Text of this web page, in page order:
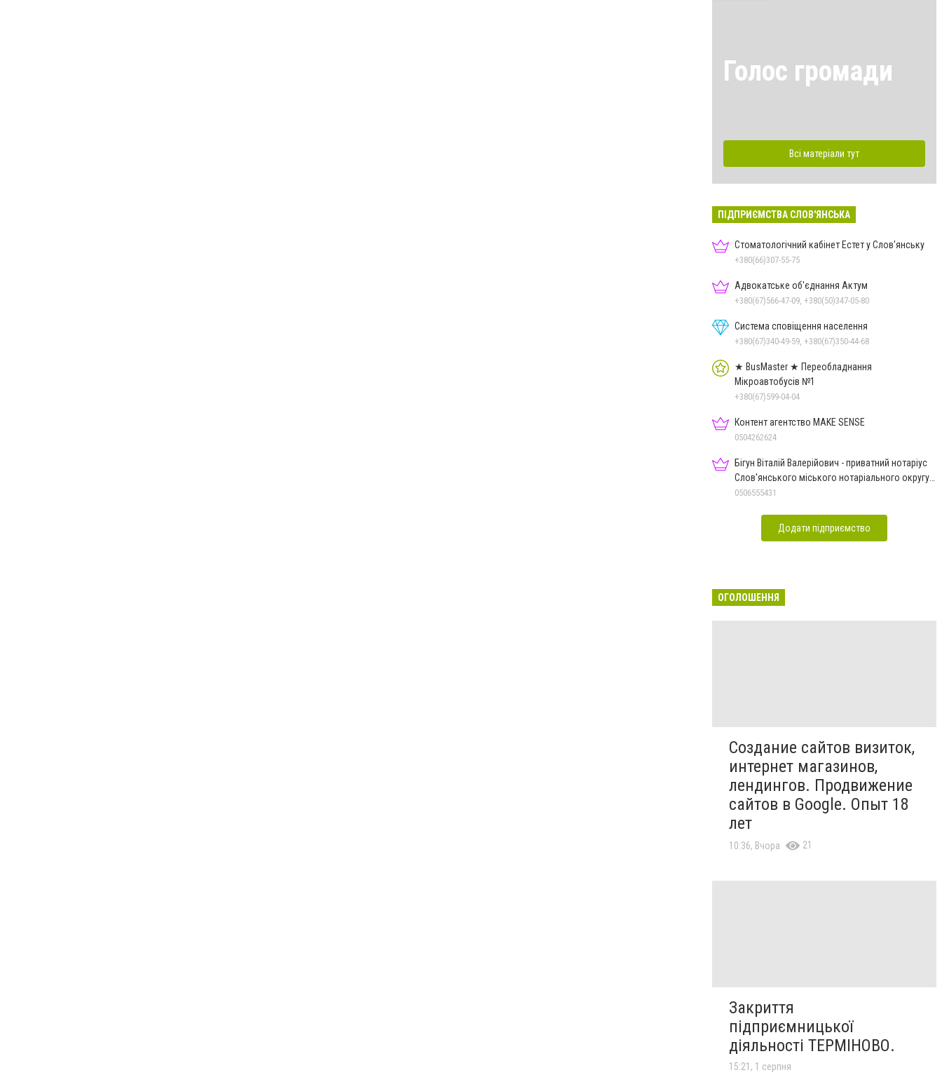
Голос громади
Всі матеріали тут
ПІДПРИЄМСТВА СЛОВ'ЯНСЬКА
Стоматологічний кабінет Естет у Слов'янську
+380(66)307-55-75
Адвокатське об'єднання Актум
+380(67)566-47-09, +380(50)347-05-80
Система сповіщення населення
+380(67)340-49-59, +380(67)350-44-68
★ BusMaster ★ Переобладнання
Мікроавтобусів №1
+380(67)599-04-04
Контент агентство MAKE SENSE
0504262624
Бігун Віталій Валерійович - приватний нотаріус
Слов'янського міського нотаріального округу
Дон.обл.
0506555431
Додати підприємство
ОГОЛОШЕННЯ
Создание сайтов визиток,
интернет магазинов,
лендингов. Продвижение
сайтов в Google. Опыт 18
лет
10:36, Вчора 21
Закриття
підприємницької
діяльності ТЕРМІНОВО.
15:21, 1 серпня